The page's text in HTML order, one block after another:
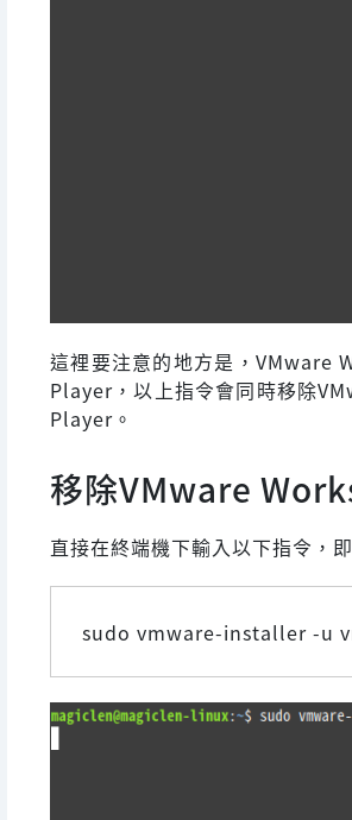
這裡要注意的地方是，
Player，以上指令會同時移除
Player。
移除VMware
直接在終端機下輸入以下指令
sudo vmware-installer -u